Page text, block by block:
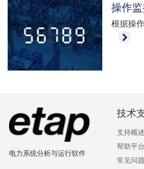
操作
根据操
电力系统分析与运行软件
技术
支持概述
帮助平台
常见问